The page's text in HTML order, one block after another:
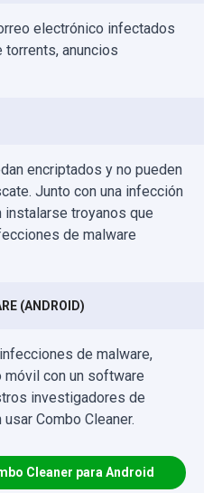
electrónico infectados
anuncios
encriptados y no pueden
Junto con una infección
instalarse troyanos que
de malware
(ANDROID)
de malware,
con un software
investigadores de
Combo Cleaner.
Cleaner para Android